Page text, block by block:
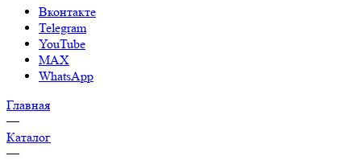
Вконтакте
Telegram
YouTube
MAX
WhatsApp
Главная
—
Каталог
—